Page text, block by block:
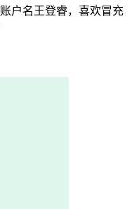
户名王登睿，喜欢冒充